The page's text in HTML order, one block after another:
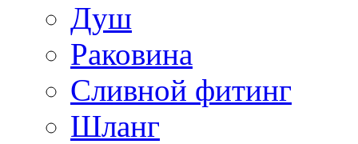
Душ
Раковина
Сливной фитинг
Шланг